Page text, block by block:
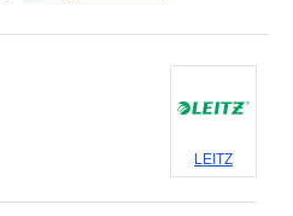
LEITZ